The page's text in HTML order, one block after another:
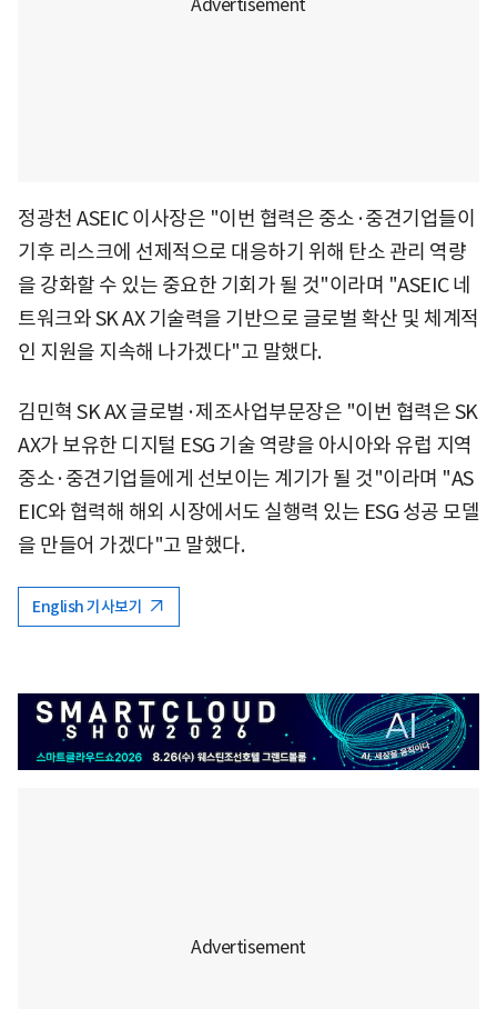
정광천 ASEIC 이사장은 "이번 협력은 중소·중견기업들이
기후 리스크에 선제적으로 대응하기 위해 탄소 관리 역량
을 강화할 수 있는 중요한 기회가 될 것"이라며 "ASEIC 네
트워크와 SK AX 기술력을 기반으로 글로벌 확산 및 체계적
인 지원을 지속해 나가겠다"고 말했다.
김민혁 SK AX 글로벌·제조사업부문장은 "이번 협력은 SK
AX가 보유한 디지털 ESG 기술 역량을 아시아와 유럽 지역
중소·중견기업들에게 선보이는 계기가 될 것"이라며 "AS
EIC와 협력해 해외 시장에서도 실행력 있는 ESG 성공 모델
을 만들어 가겠다"고 말했다.
English 기사보기